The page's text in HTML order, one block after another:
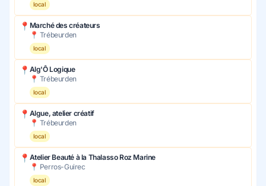
local
📍 Marché des créateurs
📍 Trébeurden
local
📍 Alg'Ô Logique
📍 Trébeurden
local
📍 Algue, atelier créatif
📍 Trébeurden
local
📍 Atelier Beauté à la Thalasso Roz Marine
📍 Perros-Guirec
local